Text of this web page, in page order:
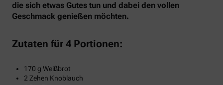
die sich etwas Gutes tun und dabei den vollen
Geschmack genießen möchten.
Zutaten für 4 Portionen:
170 g Weißbrot
2 Zehen Knoblauch